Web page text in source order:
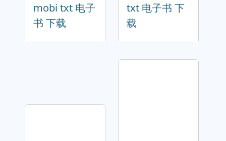
mobi txt 电子
书 下载
txt 电子书 下
载